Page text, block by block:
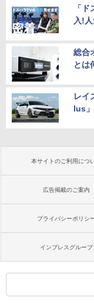
「
入!
総合
とは
レイ
lus
本サイトのご利用につ
広告掲載のご案内
プライバシーポリシ
インプレスグループ